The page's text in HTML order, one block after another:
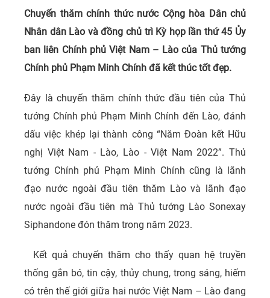
Chuyến thăm chính thức nước Cộng hòa Dân chủ
Nhân dân Lào và đồng chủ trì Kỳ họp lần thứ 45 Ủy
ban liên Chính phủ Việt Nam – Lào của Thủ tướng
Chính phủ Phạm Minh Chính đã kết thúc tốt đẹp.
Đây là chuyến thăm chính thức đầu tiên của Thủ
tướng Chính phủ Phạm Minh Chính đến Lào, đánh
dấu việc khép lại thành công “Năm Đoàn kết Hữu
nghị Việt Nam - Lào, Lào - Việt Nam 2022”. Thủ
tướng Chính phủ Phạm Minh Chính cũng là lãnh
đạo nước ngoài đầu tiên thăm Lào và lãnh đạo
nước ngoài đầu tiên mà Thủ tướng Lào Sonexay
Siphandone đón thăm trong năm 2023.
Kết quả chuyến thăm cho thấy quan hệ truyền
thống gắn bó, tin cậy, thủy chung, trong sáng, hiếm
có trên thế giới giữa hai nước Việt Nam – Lào đang